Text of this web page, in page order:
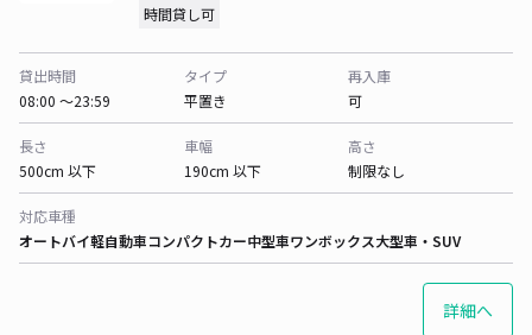
時間貸し可
貸出時間
08:00 〜23:59
タイプ
平置き
再入庫
可
長さ
500cm 以下
車幅
190cm 以下
高さ
制限なし
対応車種
オートバイ軽自動車コンパクトカー中型車ワンボックス大型車・SUV
詳細へ